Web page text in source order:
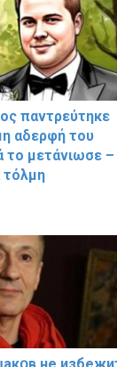
παντρεύτηκε
αδερφή του
το μετάνιωσε –
τόλμη